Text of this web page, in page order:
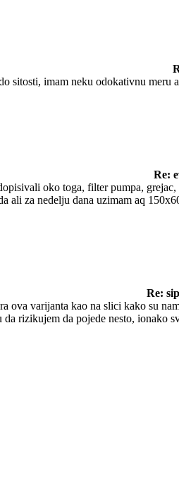
sitosti, imam neku odokativnu meru
Re:
oko toga, filter pumpa,
ali za nedelju dana uzimam aq
Re:
ova varijanta kao na slici kako su
rizikujem da pojede nesto, ionako